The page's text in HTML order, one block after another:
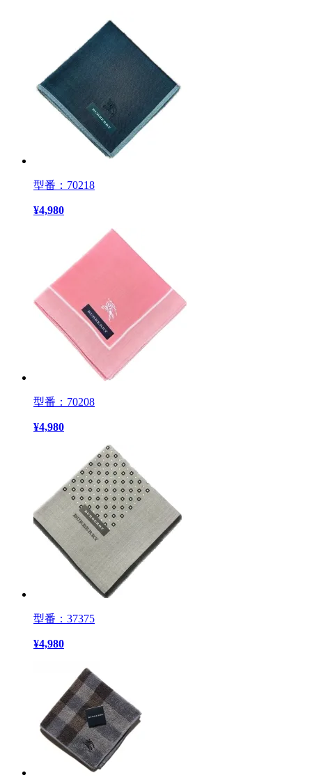
型番：70218
¥4,980
型番：70208
¥4,980
型番：37375
¥4,980